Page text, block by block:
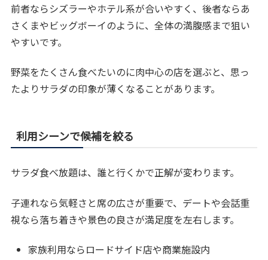
前者ならシズラーやホテル系が合いやすく、後者ならあ
さくまやビッグボーイのように、全体の満腹感まで狙い
やすいです。
野菜をたくさん食べたいのに肉中心の店を選ぶと、思っ
たよりサラダの印象が薄くなることがあります。
利用シーンで候補を絞る
サラダ食べ放題は、誰と行くかで正解が変わります。
子連れなら気軽さと席の広さが重要で、デートや会話重
視なら落ち着きや景色の良さが満足度を左右します。
家族利用ならロードサイド店や商業施設内